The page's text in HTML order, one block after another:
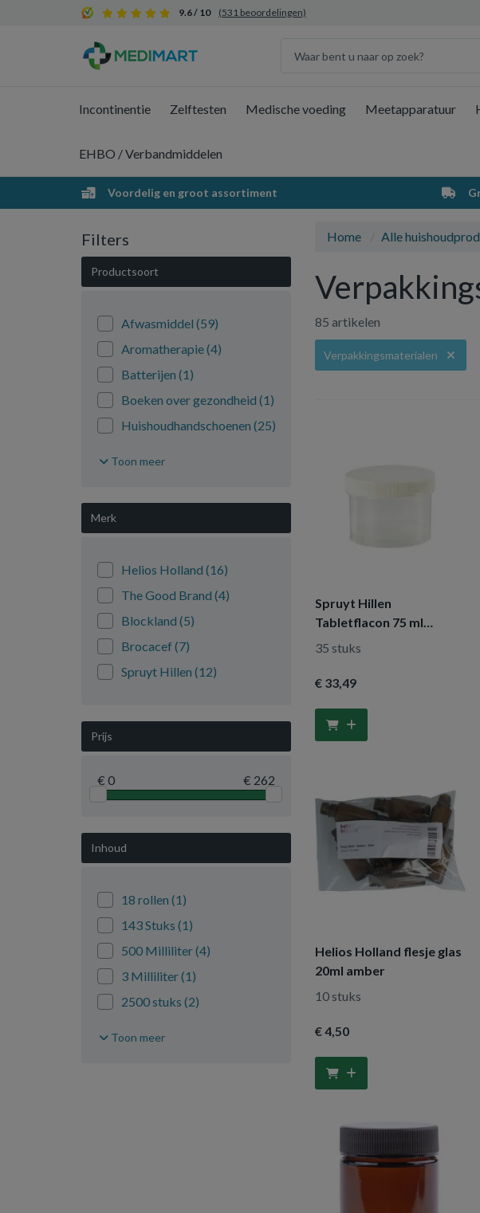
9.6 / 10 (531 beoordelingen)
Incontinentie Zelftesten Medische voeding Meetapparatuur
EHBO / Verbandmiddelen
Voordelig en groot assortiment
Filters
Productsoort
Afwasmiddel (59)
Aromatherapie(4)
Batterijen (1)
Boeken over gezondheid (1)
Huishoudhandschoenen (25)
Overig huishoudelijk(570)
Tissues (26)
Toiletartikelen(25)
Toiletpapier(15)
Verpakkingsmaterialen
Wasmiddel(135)
Toon meer
Merk
Helios Holland (16)
The Good Brand (4)
Blockland (5)
Brocacef (7)
Spruyt Hillen (12)
Prijs
€ 0 € 262
Inhoud
18 rollen (1)
143 Stuks (1)
500 Milliliter(4)
3 Milliliter(1)
2500 stuks (2)
Toon meer
Home Alle
85 artikelen
Verpakkingsmaterialen
Spruyt Hillen
Tabletflacon 75 ml
transparant met dop
35 stuks
€ 33,49
Helios Holland flesje glas
20ml amber
10 stuks
€ 4,50